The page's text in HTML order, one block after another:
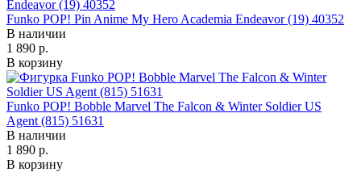
Funko POP! Pin Anime My Hero Academia Endeavor (19) 40352
В наличии
1 890 р.
В корзину
Funko POP! Bobble Marvel The Falcon & Winter Soldier US
Agent (815) 51631
В наличии
1 890 р.
В корзину